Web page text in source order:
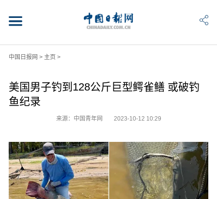
中国日报网 > 主页>
美国男子钓到128公斤巨型鳄雀鳝 或破钓
鱼纪录
来源：中国青年网 2023-10-12 10:29